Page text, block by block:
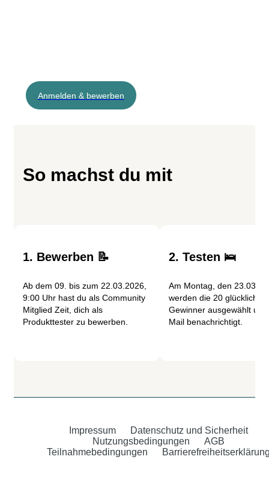
Anmelden & bewerben
So machst du mit
1. Bewerben 📝
Ab dem 09. bis zum 22.03.2026,
9:00 Uhr hast du als Community
Mitglied Zeit, dich als
Produkttester zu bewerben.
2. Testen 🛌
Am Montag, den
werden die 20 glücklichen
Gewinner ausgewählt
Mail benachrichtigt.
Impressum
Datenschutz und Sicherheit
Nutzungsbedingungen
AGB
Teilnahmebedingungen